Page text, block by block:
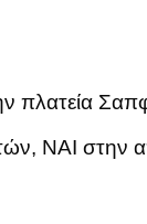
πλατεία
ΝΑΙ στην